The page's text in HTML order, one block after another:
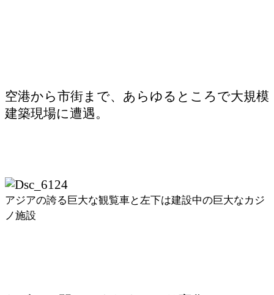
空港から市街まで、あらゆるところで大規模
建築現場に遭遇。
アジアの誇る巨大な観覧車と左下は建設中の巨大なカジ
ノ施設